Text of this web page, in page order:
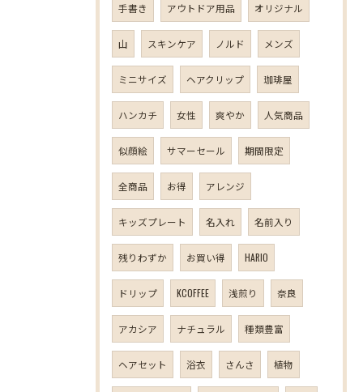
手書き アウトドア用品 オリジナル
山 スキンケア ノルド メンズ
ミニサイズ ヘアクリップ 珈琲屋
ハンカチ 女性 爽やか 人気商品
似顔絵 サマーセール 期間限定
全商品 お得 アレンジ
キッズプレート 名入れ 名前入り
残りわずか お買い得 HARIO
ドリップ KCOFFEE 浅煎り 奈良
アカシア ナチュラル 種類豊富
ヘアセット 浴衣 さんさ 植物